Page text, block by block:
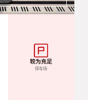
较为充足
停车场